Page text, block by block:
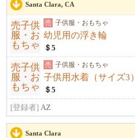
Santa Clara, CA
売 子供服・おもちゃ
幼児用の浮き輪
＄5
売 子供服・おもちゃ
子供用水着（サイズ3）
＄5
[登録者] AZ
Santa Clara